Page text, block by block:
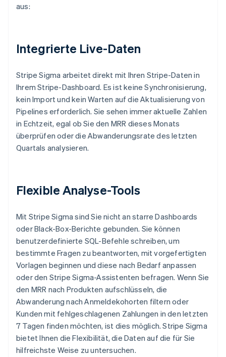
aus:
Integrierte Live-Daten
Stripe Sigma arbeitet direkt mit Ihren Stripe-Daten in
Ihrem Stripe-Dashboard. Es ist keine Synchronisierung,
kein Import und kein Warten auf die Aktualisierung von
Pipelines erforderlich. Sie sehen immer aktuelle Zahlen
in Echtzeit, egal ob Sie den MRR dieses Monats
überprüfen oder die Abwanderungsrate des letzten
Quartals analysieren.
Flexible Analyse-Tools
Mit Stripe Sigma sind Sie nicht an starre Dashboards
oder Black-Box-Berichte gebunden. Sie können
benutzerdefinierte SQL-Befehle schreiben, um
bestimmte Fragen zu beantworten, mit vorgefertigten
Vorlagen beginnen und diese nach Bedarf anpassen
oder den Stripe Sigma-Assistenten befragen. Wenn Sie
den MRR nach Produkten aufschlüsseln, die
Abwanderung nach Anmeldekohorten filtern oder
Kunden mit fehlgeschlagenen Zahlungen in den letzten
7 Tagen finden möchten, ist dies möglich. Stripe Sigma
bietet Ihnen die Flexibilität, die Daten auf die für Sie
hilfreichste Weise zu untersuchen.